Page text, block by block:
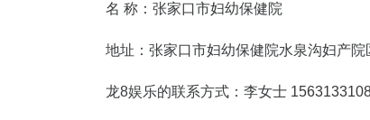
名 称：张家口市妇幼保健院
地址：张家口市妇幼保健院
龙8娱乐的联系方式：李女士